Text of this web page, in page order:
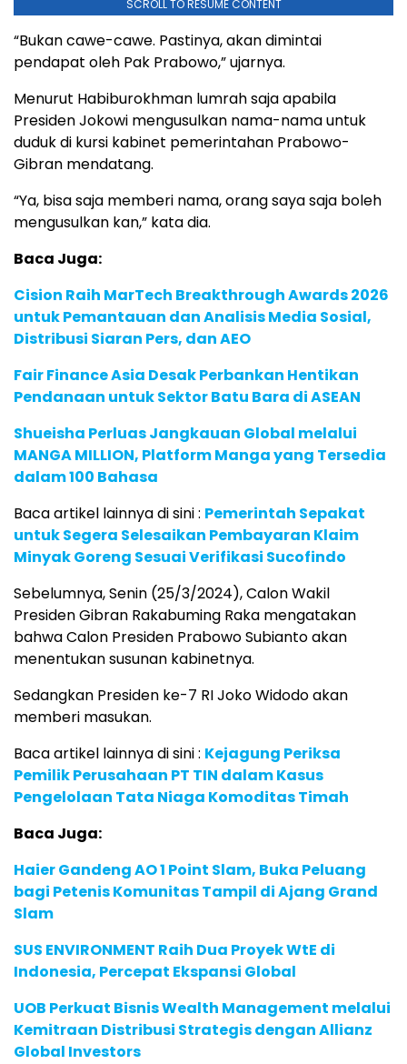
SCROLL TO RESUME CONTENT
“Bukan cawe-cawe. Pastinya, akan dimintai
pendapat oleh Pak Prabowo,” ujarnya.
Menurut Habiburokhman lumrah saja apabila
Presiden Jokowi mengusulkan nama-nama untuk
duduk di kursi kabinet pemerintahan Prabowo-
Gibran mendatang.
“Ya, bisa saja memberi nama, orang saya saja boleh
mengusulkan kan,” kata dia.
Baca Juga:
Cision Raih MarTech Breakthrough Awards 2026
untuk Pemantauan dan Analisis Media Sosial,
Distribusi Siaran Pers, dan AEO
Fair Finance Asia Desak Perbankan Hentikan
Pendanaan untuk Sektor Batu Bara di ASEAN
Shueisha Perluas Jangkauan Global melalui
MANGA MILLION, Platform Manga yang Tersedia
dalam 100 Bahasa
Baca artikel lainnya di sini : Pemerintah Sepakat
untuk Segera Selesaikan Pembayaran Klaim
Minyak Goreng Sesuai Verifikasi Sucofindo
Sebelumnya, Senin (25/3/2024), Calon Wakil
Presiden Gibran Rakabuming Raka mengatakan
bahwa Calon Presiden Prabowo Subianto akan
menentukan susunan kabinetnya.
Sedangkan Presiden ke-7 RI Joko Widodo akan
memberi masukan.
Baca artikel lainnya di sini : Kejagung Periksa
Pemilik Perusahaan PT TIN dalam Kasus
Pengelolaan Tata Niaga Komoditas Timah
Baca Juga:
Haier Gandeng AO 1 Point Slam, Buka Peluang
bagi Petenis Komunitas Tampil di Ajang Grand
Slam
SUS ENVIRONMENT Raih Dua Proyek WtE di
Indonesia, Percepat Ekspansi Global
UOB Perkuat Bisnis Wealth Management melalui
Kemitraan Distribusi Strategis dengan Allianz
Global Investors